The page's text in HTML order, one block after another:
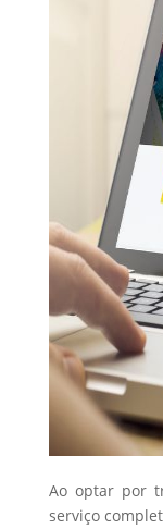
Ao optar por
serviço